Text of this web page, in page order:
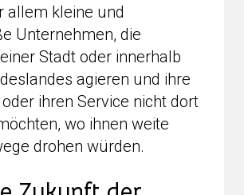
allem kleine und
Unternehmen, die
Stadt oder innerhalb
agieren und ihre
ihren Service nicht dort
wo ihnen weite
drohen würden.